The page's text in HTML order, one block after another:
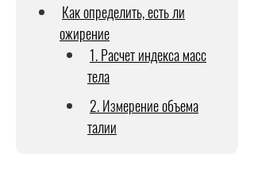
Как определить, есть ли
ожирение
1. Расчет индекса масс
тела
2. Измерение объема
талии